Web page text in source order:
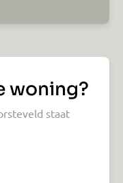
woning?
staat